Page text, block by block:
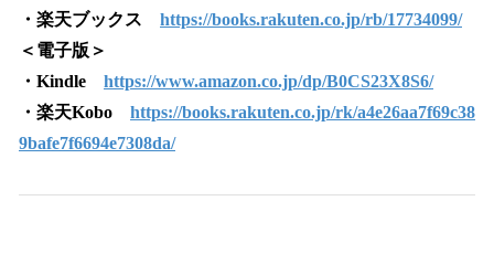
・楽天ブックス https://books.rakuten.co.jp/rb/17734099/
＜電子版＞
・Kindle https://www.amazon.co.jp/dp/B0CS23X8S6/
・楽天Kobo https://books.rakuten.co.jp/rk/a4e26aa7f69c38
9bafe7f6694e7308da/